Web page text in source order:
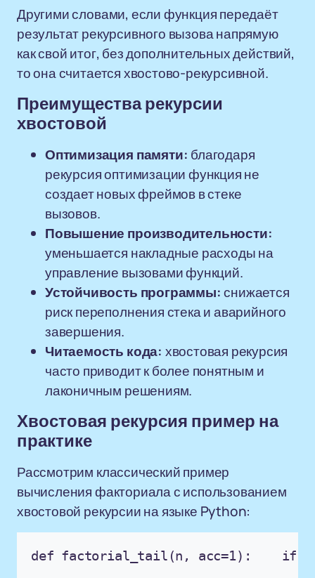
Другими словами, если функция передаёт
результат рекурсивного вызова напрямую
как свой итог, без дополнительных действий,
то она считается хвостово-рекурсивной.
Преимущества рекурсии
хвостовой
Оптимизация памяти: благодаря
рекурсия оптимизации функция не
создает новых фреймов в стеке
вызовов.
Повышение производительности:
уменьшается накладные расходы на
управление вызовами функций.
Устойчивость программы:снижается
риск переполнения стека и аварийного
завершения.
Читаемость кода: хвостовая рекурсия
часто приводит к более понятным и
лаконичным решениям.
Хвостовая рекурсия пример на
практике
Рассмотрим классический пример
вычисления факториала с использованием
хвостовой рекурсии на языке Python:
def factorial_tail(n, acc=1):    if